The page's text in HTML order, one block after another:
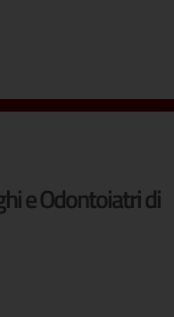
e Odontoiatri di